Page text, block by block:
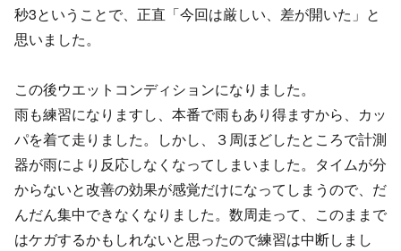
秒3ということで、正直「今回は厳しい、差が開いた」と
思いました。
この後ウエットコンディションになりました。
雨も練習になりますし、本番で雨もあり得ますから、カッ
パを着て走りました。しかし、３周ほどしたところで計測
器が雨により反応しなくなってしまいました。タイムが分
からないと改善の効果が感覚だけになってしまうので、だ
んだん集中できなくなりました。数周走って、このままで
はケガするかもしれないと思ったので練習は中断しまし